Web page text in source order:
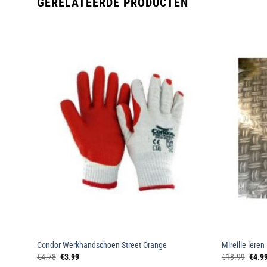
Condor Werkhandschoen Street Orange
€4.78 Oorspronkelijke
€3.99Huidige
Mireille leren
€18.99 €